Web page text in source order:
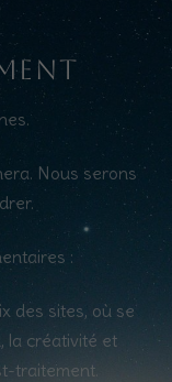
Nous serons
:
des sites, où se
la créativité et
traitement.